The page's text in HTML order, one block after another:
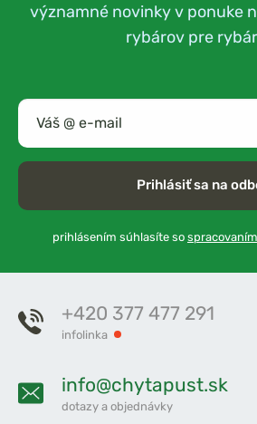
významné novinky v ponuke
rybárov pre
Prihlásiť sa na
prihlásením súhlasíte so
+420 377 477 291
infolinka
info@chytapust.sk
dotazy a objednávky